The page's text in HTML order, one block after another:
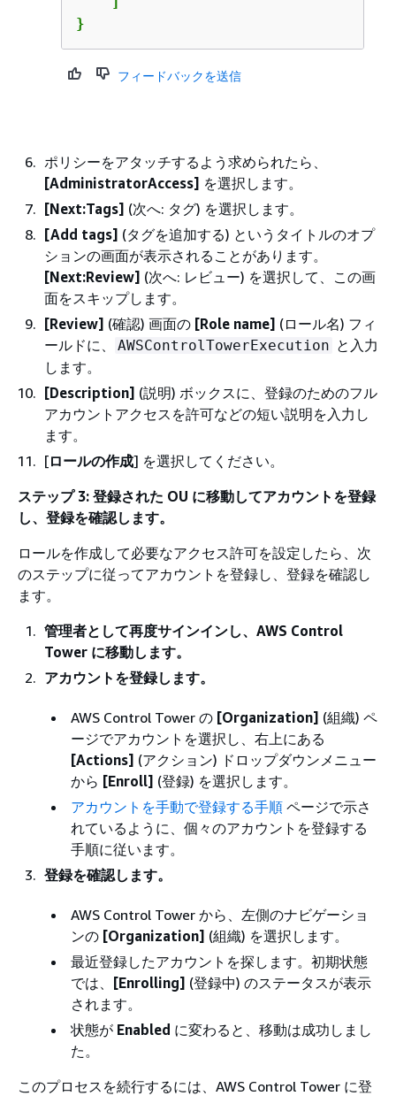
}
フィードバックを送信
ポリシーをアタッチするよう求められたら、
[AdministratorAccess] を選択します。
[Next:Tags] (次へ: タグ) を選択します。
[Add tags] (タグを追加する) というタイトルのオプ
ションの画面が表示されることがあります。
[Next:Review] (次へ: レビュー) を選択して、この画
面をスキップします。
[Review] (確認) 画面の [Role name] (ロール名) フィ
ールドに、
AWSControlTowerExecution と入力
します。
[Description] (説明) ボックスに、登録のためのフル
アカウントアクセスを許可などの短い説明を入力し
ます。
[ロールの作成] を選択してください。
ステップ 3: 登録された OU に移動してアカウントを登録
し、登録を確認します。
ロールを作成して必要なアクセス許可を設定したら、次
のステップに従ってアカウントを登録し、登録を確認し
ます。
管理者として再度サインインし、AWS Control
Tower に移動します。
アカウントを登録します。
AWS Control Tower の [Organization] (組織) ペ
ージでアカウントを選択し、右上にある
[Actions] (アクション) ドロップダウンメニュー
から [Enroll] (登録) を選択します。
アカウントを手動で登録する手順 ページで示さ
れているように、個々のアカウントを登録する
手順に従います。
登録を確認します。
AWS Control Tower から、左側のナビゲーショ
ンの [Organization] (組織) を選択します。
最近登録したアカウントを探します。初期状態
では、
[Enrolling] (登録中) のステータスが表示
されます。
状態が Enabled に変わると、移動は成功しまし
た。
このプロセスを続行するには、AWS Control Tower に登